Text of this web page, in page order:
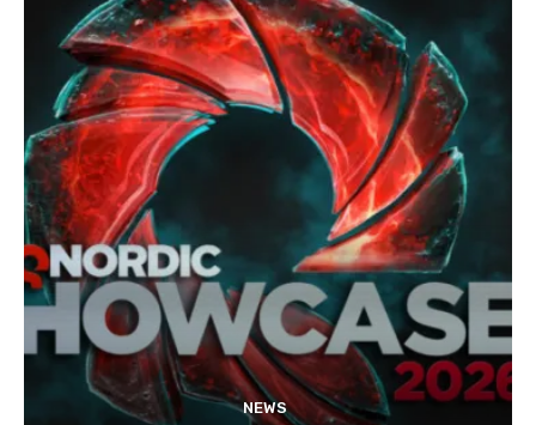
NEWS